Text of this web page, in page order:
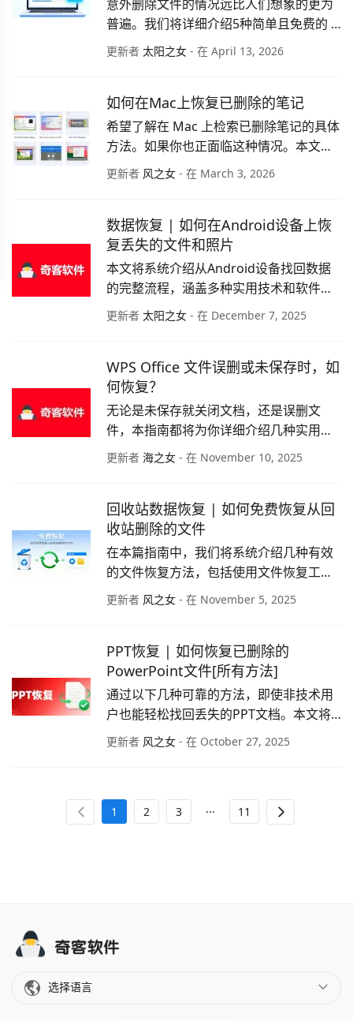
意外删除文件的情况远比人们想象的更为
普遍。我们将详细介绍5种简单且免费的
Windows 10 文件恢复方法，助你轻松找
更新者 太阳之女 - 在 April 13, 2026
如何在Mac上恢复已删除的笔记
希望了解在 Mac 上检索已删除笔记的具体
方法。如果你也正面临这种情况。本文将
为你详细介绍在 Mac 上恢复已删除笔记的
更新者 风之女 - 在 March 3, 2026
数据恢复 | 如何在Android设备上恢
复丢失的文件和照片
本文将系统介绍从Android设备找回数据
的完整流程，涵盖多种实用技术和软件方
案，帮助你尽可能恢复丢失的文件。
更新者 太阳之女 - 在 December 7, 2025
WPS Office 文件误删或未保存时，如
何恢复？
无论是未保存就关闭文档，还是误删文
件，本指南都将为你详细介绍几种实用的
恢复方法，帮你尽可能找回丢失的工作内
更新者 海之女 - 在 November 10, 2025
回收站数据恢复 | 如何免费恢复从回
收站删除的文件
在本篇指南中，我们将系统介绍几种有效
的文件恢复方法，包括使用文件恢复工
具、文件历史记录备份以及Windows备份
更新者 风之女 - 在 November 5, 2025
PPT恢复 | 如何恢复已删除的
PowerPoint文件[所有方法]
通过以下几种可靠的方法，即使非技术用
户也能轻松找回丢失的PPT文档。本文将
为你详细解析PowerPoint文件恢复的全过
更新者 风之女 - 在 October 27, 2025
1 2 3 ... 11
选择语言